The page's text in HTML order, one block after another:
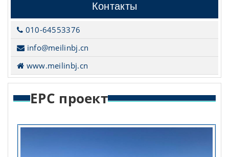
Контакты
010-64553376
info@meilinbj.cn
www.meilinbj.cn
EPC проект